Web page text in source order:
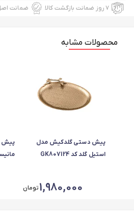
۷ روز ضمانت بازگشت کالا ضمانت
محصولات مشابه
پیش دستی گلدکیش مدل
استیل گلد کد GK807124
1,980,000تومان
پیش